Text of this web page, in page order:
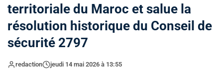
territoriale du Maroc et salue la
résolution historique du Conseil de
sécurité 2797
redaction jeudi 14 mai 2026 à 13:55